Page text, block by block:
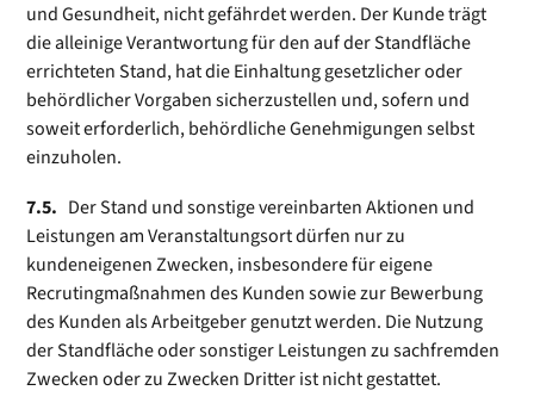
und Gesundheit, nicht gefährdet werden. Der Kunde trägt
die alleinige Verantwortung für den auf der Standfläche
errichteten Stand, hat die Einhaltung gesetzlicher oder
behördlicher Vorgaben sicherzustellen und, sofern und
soweit erforderlich, behördliche Genehmigungen selbst
einzuholen.
7.5. Der Stand und sonstige vereinbarten Aktionen und
Leistungen am Veranstaltungsort dürfen nur zu
kundeneigenen Zwecken, insbesondere für eigene
Recrutingmaßnahmen des Kunden sowie zur Bewerbung
des Kunden als Arbeitgeber genutzt werden. Die Nutzung
der Standfläche oder sonstiger Leistungen zu sachfremden
Zwecken oder zu Zwecken Dritter ist nicht gestattet.